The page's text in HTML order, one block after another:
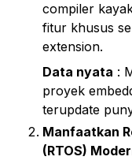
compiler
fitur khusus
extension.
Data nyata :
proyek
terupdate
Manfaatkan
(RTOS)